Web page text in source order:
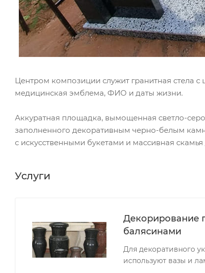
Центром композиции служит гранитная стела
медицинская эмблема, ФИО и даты жизни.
Аккуратная площадка, вымощенная светло-
заполненного декоративным черно-белым
с искусственными букетами и массивная
Услуги
Декорирование
балясинами
Для декоративного
используют вазы и